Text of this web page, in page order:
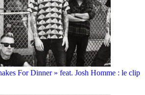
For Dinner » feat. Josh Homme : le clip